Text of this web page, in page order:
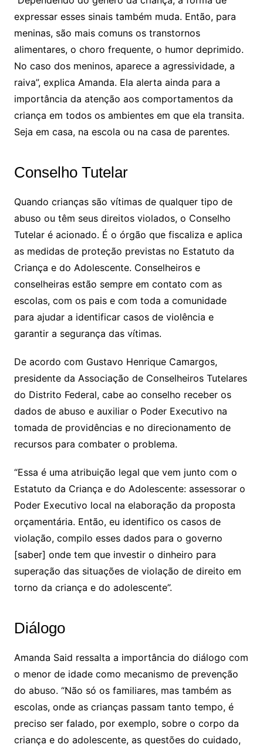
expressar esses sinais também muda. Então, para
meninas, são mais comuns os transtornos
alimentares, o choro frequente, o humor deprimido.
No caso dos meninos, aparece a agressividade, a
raiva”, explica Amanda. Ela alerta ainda para a
importância da atenção aos comportamentos da
criança em todos os ambientes em que ela transita.
Seja em casa, na escola ou na casa de parentes.
Conselho Tutelar
Quando crianças são vítimas de qualquer tipo de
abuso ou têm seus direitos violados, o Conselho
Tutelar é acionado. É o órgão que fiscaliza e aplica
as medidas de proteção previstas no Estatuto da
Criança e do Adolescente. Conselheiros e
conselheiras estão sempre em contato com as
escolas, com os pais e com toda a comunidade
para ajudar a identificar casos de violência e
garantir a segurança das vítimas.
De acordo com Gustavo Henrique Camargos,
presidente da Associação de Conselheiros Tutelares
do Distrito Federal, cabe ao conselho receber os
dados de abuso e auxiliar o Poder Executivo na
tomada de providências e no direcionamento de
recursos para combater o problema.
“Essa é uma atribuição legal que vem junto com o
Estatuto da Criança e do Adolescente: assessorar o
Poder Executivo local na elaboração da proposta
orçamentária. Então, eu identifico os casos de
violação, compilo esses dados para o governo
[saber] onde tem que investir o dinheiro para
superação das situações de violação de direito em
torno da criança e do adolescente”.
Diálogo
Amanda Said ressalta a importância do diálogo com
o menor de idade como mecanismo de prevenção
do abuso. “Não só os familiares, mas também as
escolas, onde as crianças passam tanto tempo, é
preciso ser falado, por exemplo, sobre o corpo da
criança e do adolescente, as questões do cuidado,